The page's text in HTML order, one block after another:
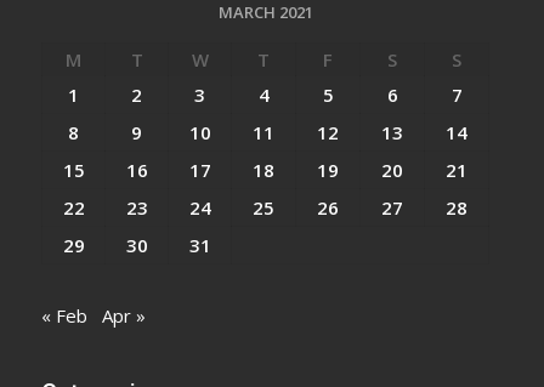
MARCH 2021
M T W T F S
S
1
2 3 4 5 6
7
8
9 10 11 12 13
14
15
16 17 18 19 20
21
22
23 24 25 26 27
28
29
30 31
« Feb Apr »